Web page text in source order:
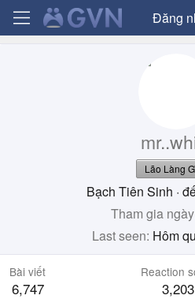
Đăng
Lão Làng
Bạch Tiên Sinh ·
Tham gia ngày
Last seen Hôm
Bài viết
6,747
Reaction
3,203